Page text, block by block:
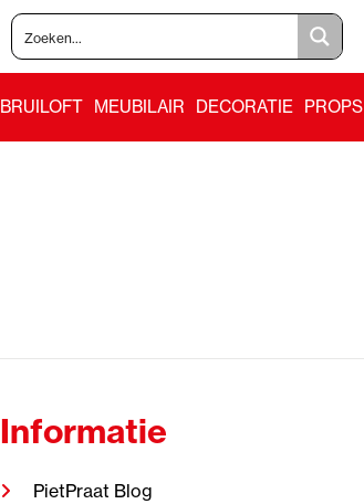
BRUILOFT MEUBILAIR DECORATIE PROPS
Informatie
PietPraat Blog